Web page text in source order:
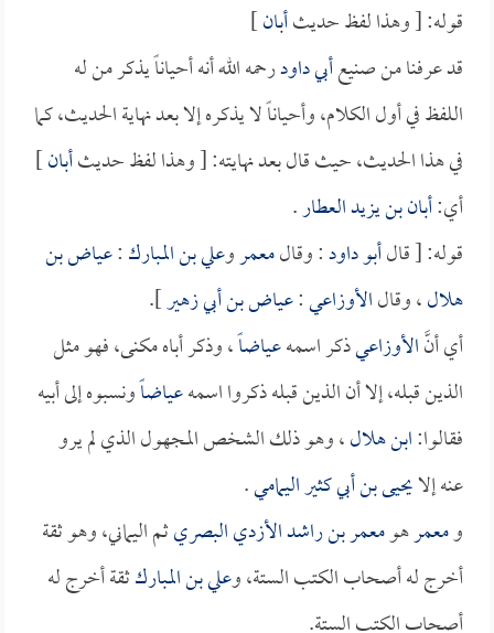
قوله: [ وهذا لفظ حديثأبان]
قد عرفنا من صنيعأبي داودرحمه الله أنه أحياناً يذكر من له
اللفظ في أول الكلام، وأحياناً لا يذكره إلا بعد نهاية الحديث، كما
في هذا الحديث، حيث قال بعد نهايته: [ وهذا لفظ حديثأبان]
أي:أبان بن يزيد العطار.
قوله: [ قالأبو داود: وقالمعمروعلي بن المبارك:عياض بن
هلال، وقالالأوزاعي:عياض بن أبي زهير].
أي أنَّالأوزاعيذكر اسمهعياضاً، وذكر أباه مكنى، فهو مثل
الذين قبله، إلا أن الذين قبله ذكروا اسمهعياضاًونسبوه إلى أبيه
فقالوا:ابن هلال، وهو ذلك الشخص المجهول الذي لم يرو
عنه إلايحيى بن أبي كثير اليمامي.
ومعمرهومعمر بن راشد الأزدي البصريثم اليماني، وهو ثقة
أخرج له أصحاب الكتب الستة، وعلي بن المباركثقة أخرج له